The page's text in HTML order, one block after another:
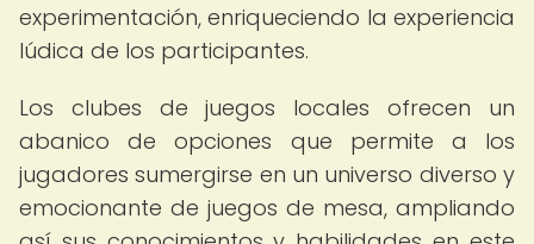
experimentación, enriqueciendo la experiencia
lúdica de los participantes.
Los clubes de juegos locales ofrecen un
abanico de opciones que permite a los
jugadores sumergirse en un universo diverso y
emocionante de juegos de mesa, ampliando